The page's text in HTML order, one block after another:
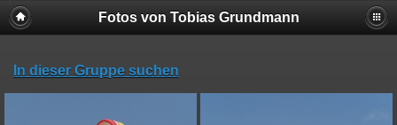
Fotos von Tobias Grundmann
In dieser Gruppe suchen